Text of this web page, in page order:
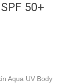
50+
Aqua UV Body